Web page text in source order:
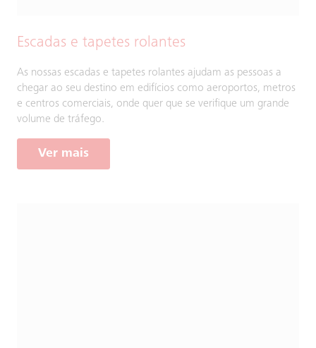
Escadas e tapetes rolantes
As nossas escadas e tapetes rolantes ajudam as pessoas a
chegar ao seu destino em edifícios como aeroportos, metros
e centros comerciais, onde quer que se verifique um grande
volume de tráfego.
Ver mais